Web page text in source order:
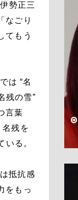
勢正三
なごり
てもう
は “名
残の雪”
言葉
名残を
いる。
抵抗感
をもっ